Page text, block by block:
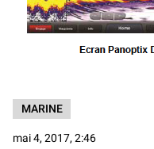
MARINE
mai 4, 2017, 2:46